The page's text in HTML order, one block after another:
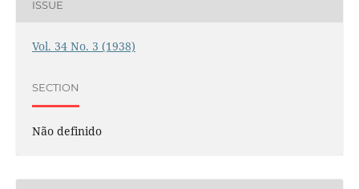
ISSUE
Vol. 34 No. 3 (1938)
SECTION
Não definido